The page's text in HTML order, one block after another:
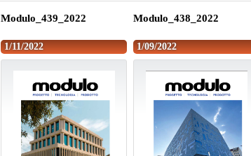
Modulo_439_2022
1/11/2022
Modulo_438_2022
1/09/2022